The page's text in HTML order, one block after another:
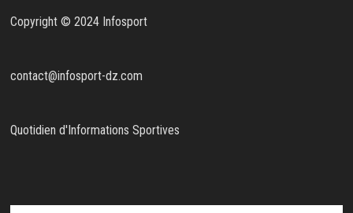
Copyright © 2024 Infosport
contact@infosport-dz.com
Quotidien d'Informations Sportives